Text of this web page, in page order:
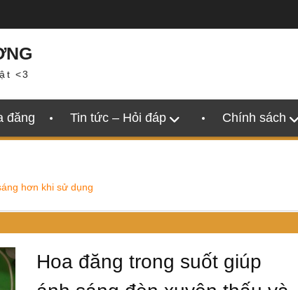
<3
đăng Tin tức – Hỏi đáp Chính sách
hơn khi sử dụng
Hoa đăng trong suốt giúp